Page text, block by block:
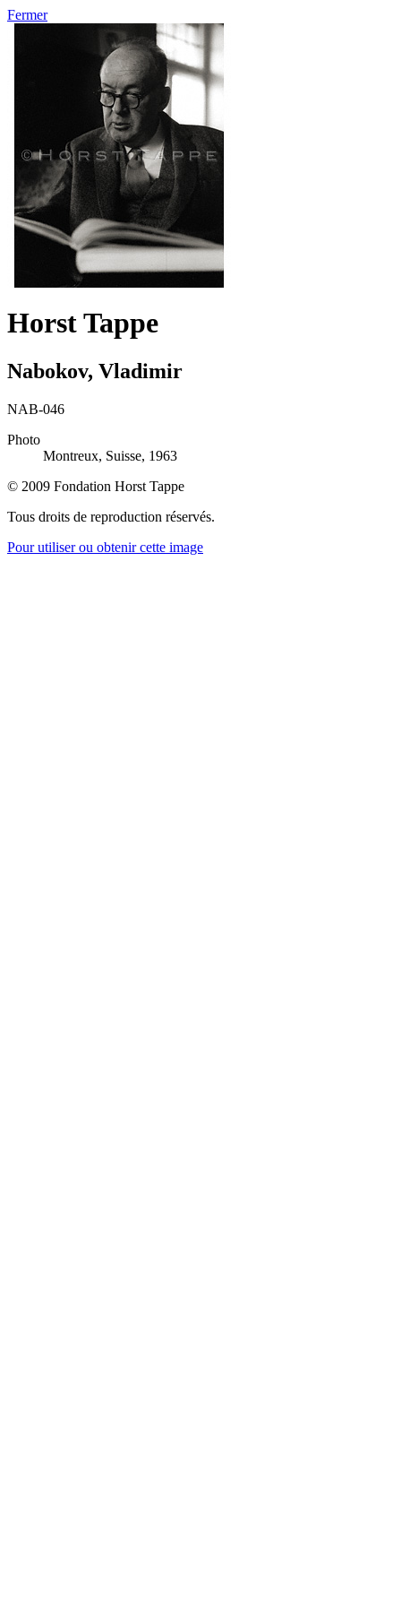
Fermer
Horst Tappe
Nabokov, Vladimir
NAB-046
Photo
Montreux, Suisse, 1963
© 2009 Fondation Horst Tappe
Tous droits de reproduction réservés.
Pour utiliser ou obtenir cette image